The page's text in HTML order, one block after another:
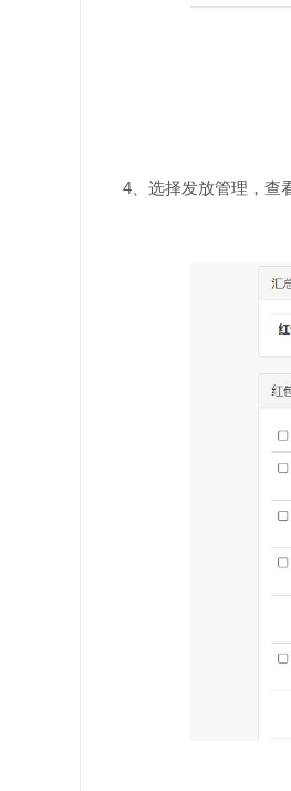
4、选择发放管理，查